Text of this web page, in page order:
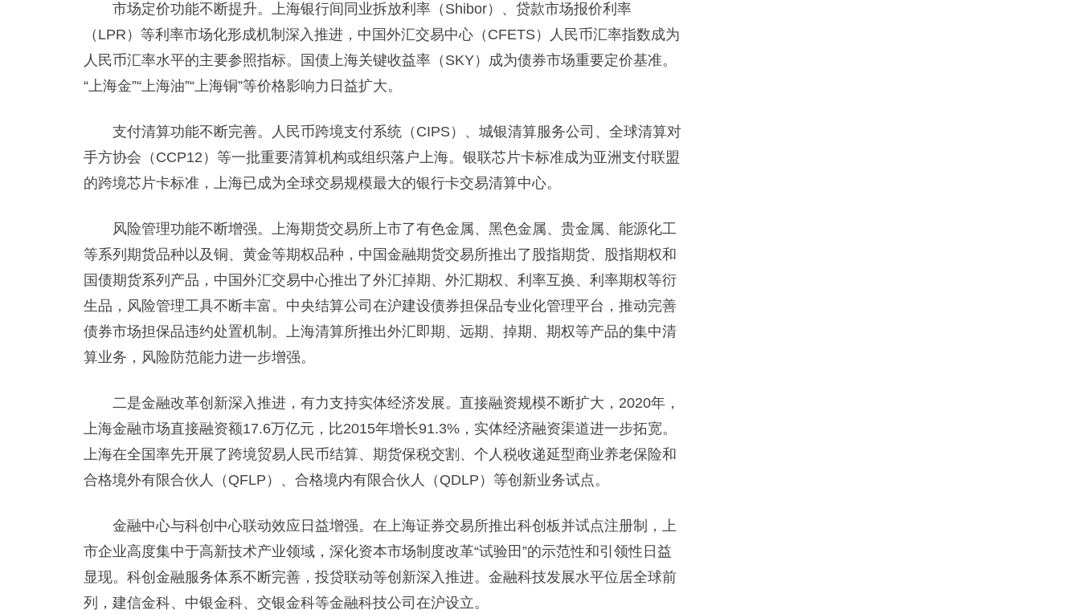
市场定价功能不断提升。上海银行间同业拆放利率（Shibor）、贷款市场报价利率
（LPR）等利率市场化形成机制深入推进，中国外汇交易中心（CFETS）人民币汇率指数成为
人民币汇率水平的主要参照指标。国债上海关键收益率（SKY）成为债券市场重要定价基准。
“上海金”“上海油”“上海铜”等价格影响力日益扩大。
支付清算功能不断完善。人民币跨境支付系统（CIPS）、城银清算服务公司、全球清算对
手方协会（CCP12）等一批重要清算机构或组织落户上海。银联芯片卡标准成为亚洲支付联盟
的跨境芯片卡标准，上海已成为全球交易规模最大的银行卡交易清算中心。
风险管理功能不断增强。上海期货交易所上市了有色金属、黑色金属、贵金属、能源化工
等系列期货品种以及铜、黄金等期权品种，中国金融期货交易所推出了股指期货、股指期权和
国债期货系列产品，中国外汇交易中心推出了外汇掉期、外汇期权、利率互换、利率期权等衍
生品，风险管理工具不断丰富。中央结算公司在沪建设债券担保品专业化管理平台，推动完善
债券市场担保品违约处置机制。上海清算所推出外汇即期、远期、掉期、期权等产品的集中清
算业务，风险防范能力进一步增强。
二是金融改革创新深入推进，有力支持实体经济发展。直接融资规模不断扩大，2020年，
上海金融市场直接融资额17.6万亿元，比2015年增长91.3%，实体经济融资渠道进一步拓宽。
上海在全国率先开展了跨境贸易人民币结算、期货保税交割、个人税收递延型商业养老保险和
合格境外有限合伙人（QFLP）、合格境内有限合伙人（QDLP）等创新业务试点。
金融中心与科创中心联动效应日益增强。在上海证券交易所推出科创板并试点注册制，上
市企业高度集中于高新技术产业领域，深化资本市场制度改革“试验田”的示范性和引领性日益
显现。科创金融服务体系不断完善，投贷联动等创新深入推进。金融科技发展水平位居全球前
列，建信金科、中银金科、交银金科等金融科技公司在沪设立。